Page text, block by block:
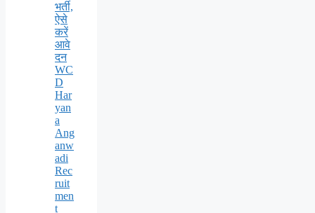
भर्ती,
ऐसे
करें
आवे
दन
WC
D
Har
yan
a
Ang
anw
adi
Rec
ruit
men
t